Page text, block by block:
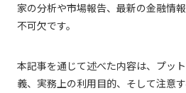
家の分析や市場報告、最新の金融情
不可欠です。
本記事を通じて述べた内容は、プッ
義、実務上の利用目的、そして注意